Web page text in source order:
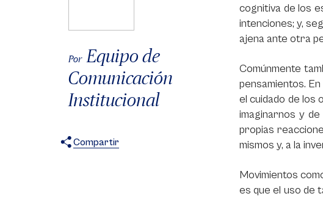
Por Equipo de
Comunicación
Institucional
Compartir
cognitiva de los
intenciones; y,
ajena ante otra
Comúnmente
pensamientos.
el cuidado de los
imaginarnos y
propias
mismos y, a la
Movimientos
es que el uso de